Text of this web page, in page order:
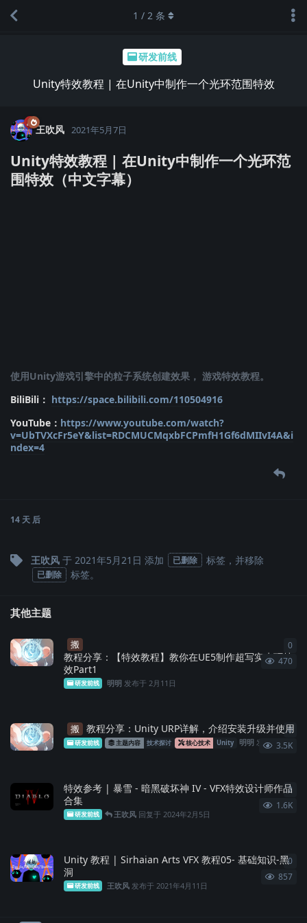
研发前线
Unity特效教程 | 在Unity中制作一个光环范围特效
1 / 2 条
王吹风 2021年5月7日
Unity特效教程 | 在Unity中制作一个光环范
围特效（中文字幕）
使用Unity游戏引擎中的粒子系统创建效果， 游戏特效教程。
BiliBili： https://space.bilibili.com/110504916
YouTube： https://www.youtube.com/watch?
v=UbTVXcFr5eY&list=RDCMUCMqxbFCPmfH1Gf6dMIIvI4A&i
ndex=4
14 天 后
王吹风 于 2021年5月21日 添加 已删除 标签 ，并移除
已删除 标签。
其他主题
搬
教程分享：【特效教程】教你在UE5制作超写实水环特
效Part1
研发前线 明明 发布于 2月11日
470
0
搬 教程分享：Unity URP详解，介绍安装升级并使用
研发前线 主题内容 技术探讨 核心技术 Unity 明明发布于 2025年9月12日
3.5K
00
特效参考 | 暴雪 - 暗黑破坏神 IV - VFX特效设计师作品
合集
研发前线 王吹风 回复于 2024年2月5日
1.6K
2
Unity 教程 | Sirhaian Arts VFX 教程05- 基础知识-黑
洞
研发前线 王吹风 发布于 2021年4月11日
857
0